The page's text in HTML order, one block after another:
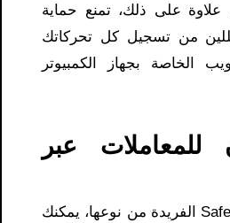
على ذلك، تمنع حماية
من تسجيل كل تحركاتك
الخاصة بجهاز الكمبيوتر
للمعاملات عبر
بفضل تقنية Safe Money الفريدة من نوعها، يمكنك